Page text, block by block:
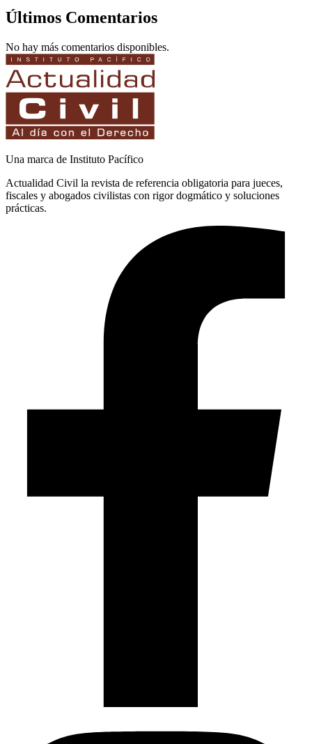
Últimos Comentarios
No hay más comentarios disponibles.
Una marca de Instituto Pacífico
Actualidad Civil la revista de referencia obligatoria para jueces,
fiscales y abogados civilistas con rigor dogmático y soluciones
prácticas.